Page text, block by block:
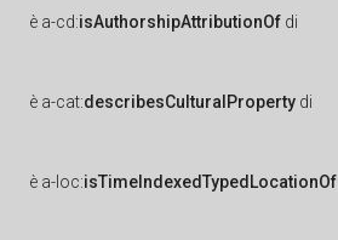
è a-cd:isAuthorshipAttributionOf di
è a-cat:describesCulturalProperty di
è a-loc:isTimeIndexedTypedLocationOf